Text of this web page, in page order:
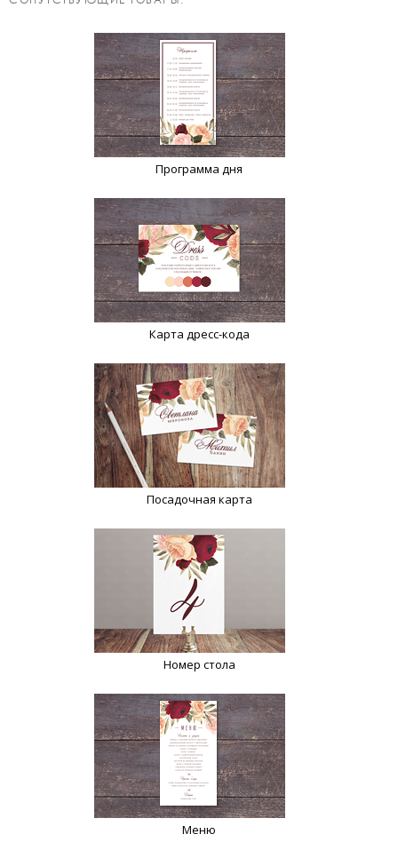
Программа дня
Карта дресс-кода
Посадочная карта
Номер стола
Меню